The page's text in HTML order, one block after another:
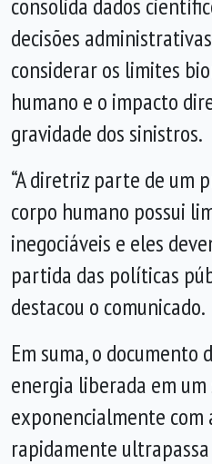
decisões
considerar os limites
humano e o impacto
gravidade dos sinistros.
“A diretriz parte de um
corpo humano possui
inegociáveis e eles
partida das políticas
destacou o comunicado.
Em suma, o documento
energia liberada em
exponencialmente com
rapidamente